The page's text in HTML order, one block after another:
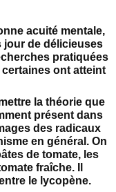
acuité mentale,
jour de délicieuses
pratiquées
ont atteint
la théorie que
présent dans
des radicaux
en général. On
de tomate, les
fraîche. Il
le lycopène.